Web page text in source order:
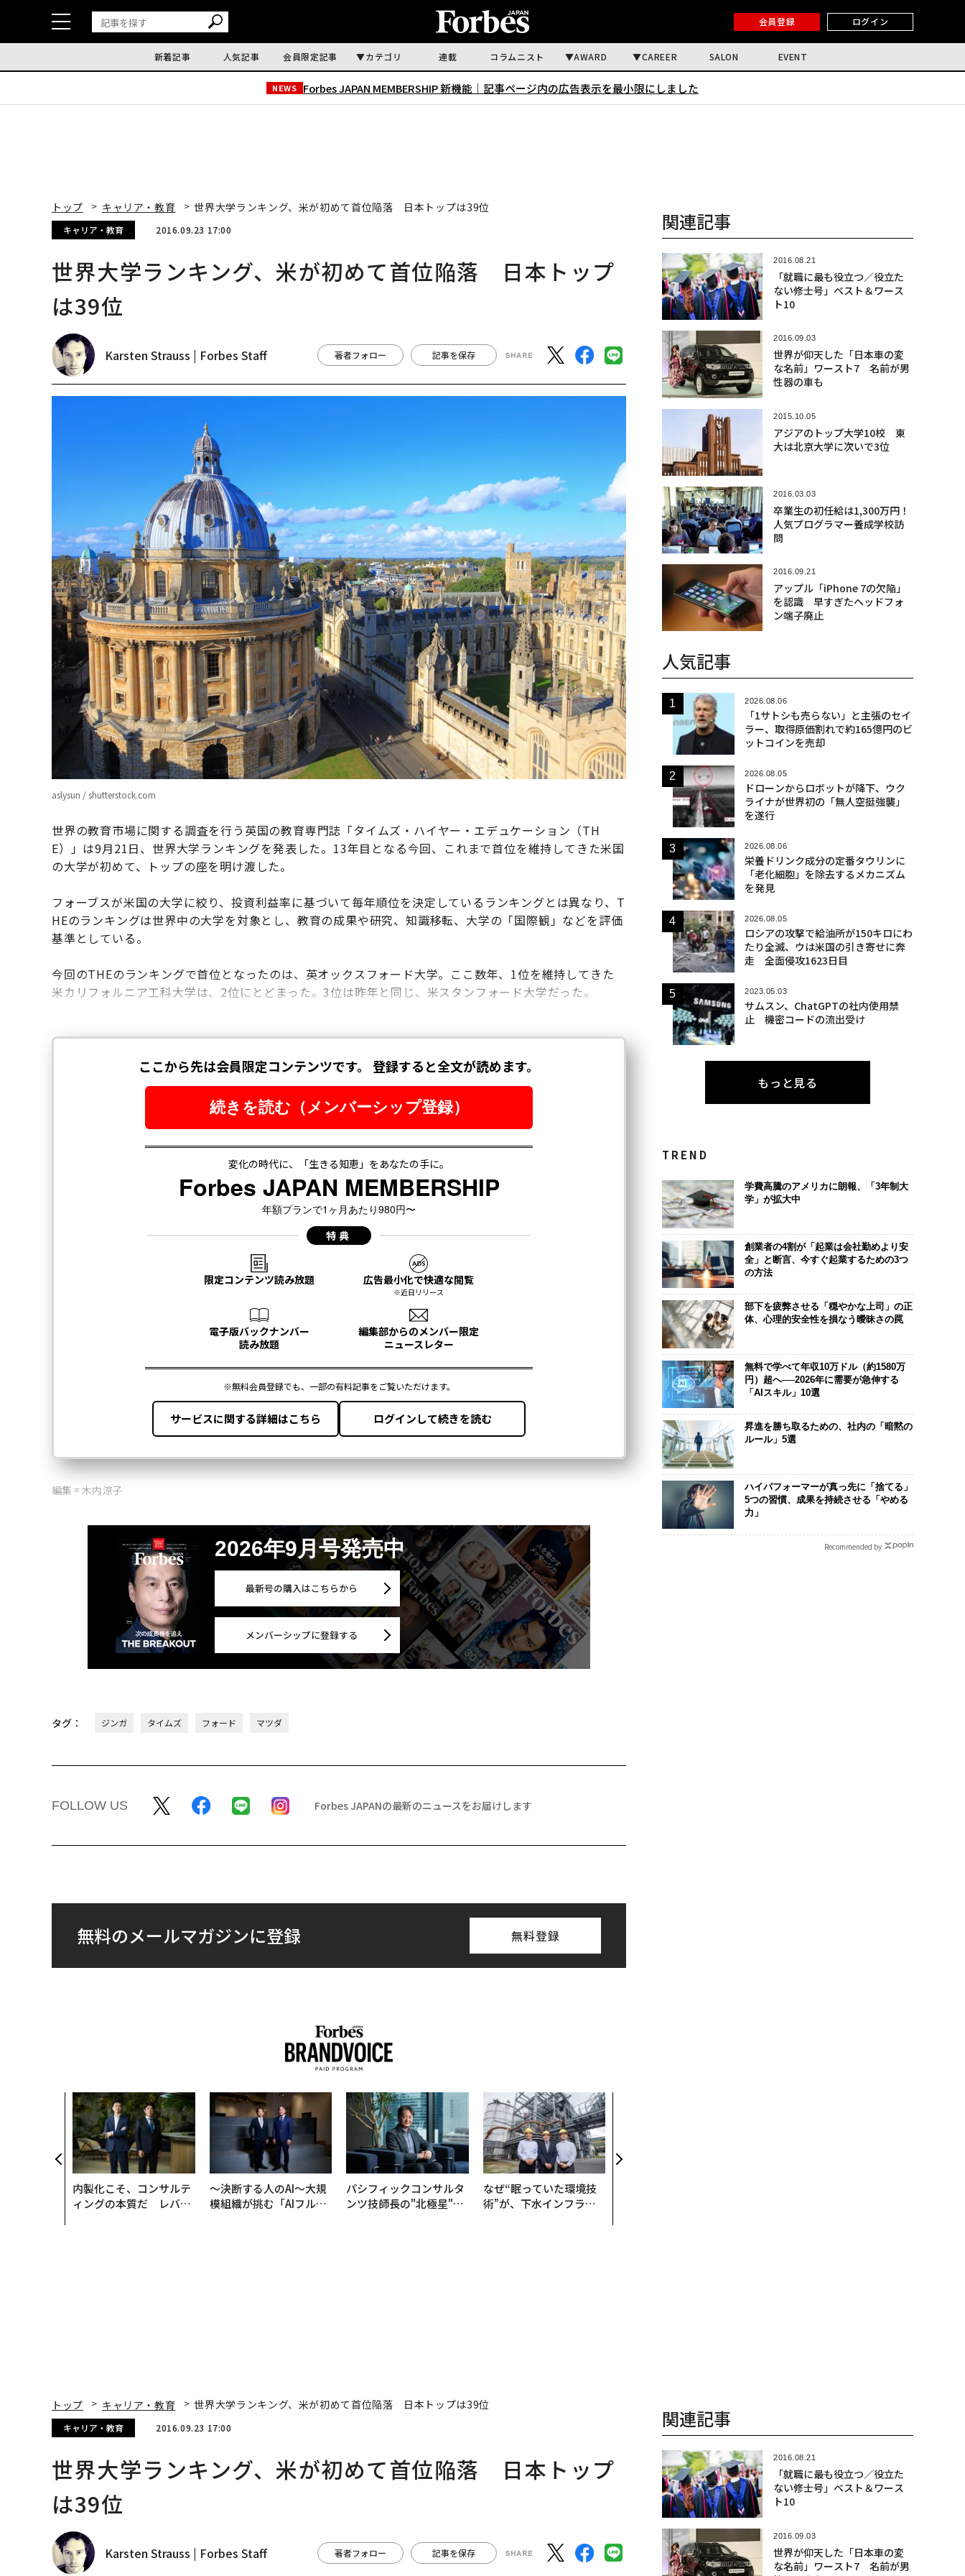
会員登録 ログイン
新着記事 人気記事 会員限定記事 カテゴリ 連載 コラムニスト AWARD CAREER SALON EVENT
NEWS Forbes JAPAN MEMBERSHIP 新機能｜ 記事ページ内の広告表示を最小限にしました
トップ キャリア・教育 世界大学ランキング、米が初めて首位陥落 日本トップは39位
キャリア・教育 2016.09.23 17:00
世界大学ランキング、米が初めて首位陥落 日本トップ
は39位
Karsten Strauss | Forbes Staff 著者フォロー 記事を保存
aslysun / shutterstock.com
世界の教育市場に関する調査を行う英国の教育専門誌「タイムズ・ハイヤー・エデュケーション（TH
E）」は9月21日、世界大学ランキングを発表した。13年目となる今回、これまで首位を維持してきた米国
の大学が初めて、トップの座を明け渡した。
フォーブスが米国の大学に絞り、投資利益率に基づいて毎年順位を決定しているランキングとは異なり、T
HEのランキングは世界中の大学を対象とし、教育の成果や研究、知識移転、大学の「国際観」などを評価
基準としている。
今回のTHEのランキングで首位となったのは、英オックスフォード大学。ここ数年、1位を維持してきた
米カリフォルニア工科大学は、2位にとどまった。3位は昨年と同じ、米スタンフォード大学だった。
編集 = 木内涼子
2026年9月号発売中
最新号の購入はこちらから
メンバーシップに登録する
タグ： ジンガ タイムズ フォード マツダ
FOLLOW US Forbes JAPANの最新のニュースをお届けします
無料のメールマガジンに登録 無料登録
内製化こそ、コンサルテ
ィングの本質だ レバレ
〜決断する人のAI〜大規
模組織が挑む「AIフル実
パシフィックコンサルタ
ンツ技師長の"北極星"。
なぜ“眠っていた環境技
術”が、下水インフラを
関連記事
2016.08.21
「就職に最も役立つ／役立た
ない修士号」ベスト＆ワース
ト10
2016.09.03
世界が仰天した「日本車の変
な名前」ワースト7 名前が男
性器の車も
2015.10.05
アジアのトップ大学10校 東
大は北京大学に次いで3位
2016.03.03
卒業生の初任給は1,300万円！
人気プログラマー養成学校訪
問
2016.09.21
アップル「iPhone 7の欠陥」
を認識 早すぎたヘッドフォ
ン端子廃止
人気記事
2026.08.06
「1サトシも売らない」と主張のセイ
ラー、取得原価割れで約165億円のビ
ットコインを売却
2026.08.05
ドローンからロボットが降下、ウク
ライナが世界初の「無人空挺強襲」
を遂行
2026.08.06
栄養ドリンク成分の定番タウリンに
「老化細胞」を除去するメカニズム
を発見
2026.08.05
ロシアの攻撃で給油所が150キロにわ
たり全滅、ウは米国の引き寄せに奔
走 全面侵攻1623日目
2023.05.03
サムスン、ChatGPTの社内使用禁
止 機密コードの流出受け
もっと見る
TREND
学費高騰のアメリカに朗報、「3年制大
学」が拡大中
創業者の4割が「起業は会社勤めより安
全」と断言、今すぐ起業するための3つ
の方法
部下を疲弊させる「穏やかな上司」の正
体、心理的安全性を損なう曖昧さの罠
無料で学べて年収10万ドル（約1580万
円）超へ──2026年に需要が急伸する
「AIスキル」10選
昇進を勝ち取るための、社内の「暗黙の
ルール」5選
ハイパフォーマーが真っ先に「捨てる」
5つの習慣、成果を持続させる「やめる
力」
Recommended by
トップ キャリア・教育 世界大学ランキング、米が初めて首位陥落 日本トップは39位
キャリア・教育 2016.09.23 17:00
世界大学ランキング、米が初めて首位陥落 日本トップ
は39位
Karsten Strauss | Forbes Staff 著者フォロー 記事を保存
関連記事
2016.08.21
「就職に最も役立つ／役立た
ない修士号」ベスト＆ワース
ト10
2016.09.03
世界が仰天した「日本車の変
な名前」ワースト7 名前が男